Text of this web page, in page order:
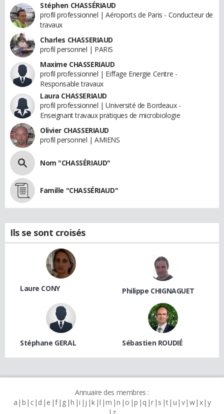
Stéphen CHASSÉRIAUD
profil professionnel | Aéroports de Paris - Conducteur de
travaux
Charles CHASSERIAUD
profil personnel | PARIS
Maxime CHASSERIAUD
profil professionnel | Eiffage Energie Centre -
Responsable travaux
Laura CHASSERIAUD
profil professionnel | Université de Bordeaux -
Enseignant travaux pratiques de microbiologie
Olivier CHASSERIAUD
profil personnel | AMIENS
Nom "CHASSÉRIAUD"
Famille "CHASSÉRIAUD"
Ils se sont croisés
Laure CONY Philippe CHIGNAGUET
Stéphane GERAL Sébastien ROUDIÉ
Annuaire des membres :
a b c d e f g h i j k l m n o p q r s t u v w x y